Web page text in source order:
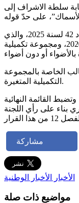
سلطة الاشراف إلى
جدير بالذكر أن الترتيبات الجديدة لصيد التن الأحمر وتسمينه تضمنها قرار وزير الفلاحة والموارد المائية والصيد البحري المتعلق بتنظيم صيد التن الأحمر وتسمينه الصادر بالرائد الرسمي عدد 42 لسنة 2025، والذي
يقضي بأن تتوزع مجموعات صيد التن الأحمر إلى مجموعة أصلية ثابتة تضم 61 وحدة صيد تن أحمر متحصّلة على رخص وحصص فردية لصيد التن الأحمر خلال سنوات 2009 و2018 و2019 و2020، ومجموعة تكميلية
الخاصة بالمجموعة
التكميلية المتغيرة.
المسجّلة بالقائمة الأصلية، وتضبط القائمة النهائية
الوزير المكلف بالصيد البحري بناء على رأي اللجنة
مشاركة
الأخبار الأخبار الوطنية
مواضيع ذات صلة